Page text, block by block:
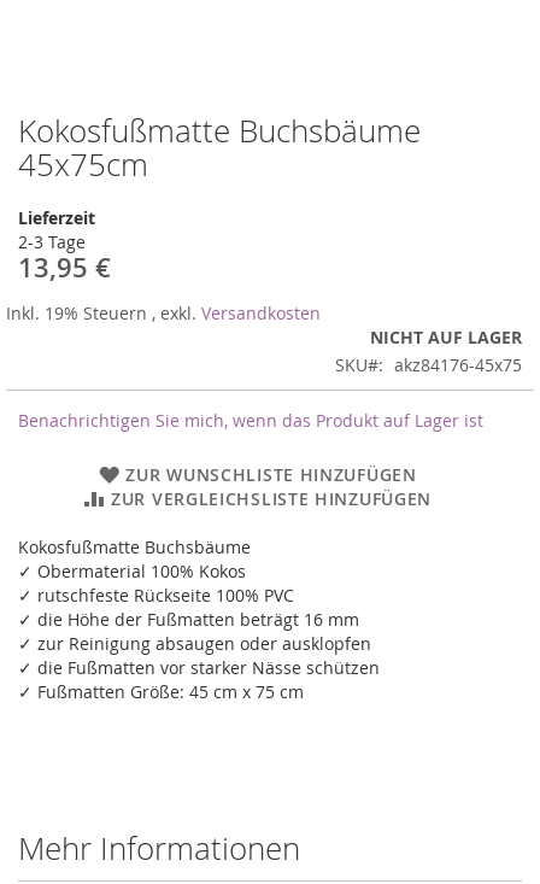
Kokosfußmatte Buchsbäume
45x75cm
Lieferzeit
2-3 Tage
13,95 €
Inkl. 19% Steuern , exkl. Versandkosten
NICHT AUF LAGER
SKU
akz84176-45x75
Benachrichtigen Sie mich, wenn das Produkt auf Lager ist
ZUR WUNSCHLISTE HINZUFÜGEN
ZUR VERGLEICHSLISTE HINZUFÜGEN
Kokosfußmatte Buchsbäume
✓ Obermaterial 100% Kokos
✓ rutschfeste Rückseite 100% PVC
✓ die Höhe der Fußmatten beträgt 16 mm
✓ zur Reinigung absaugen oder ausklopfen
✓ die Fußmatten vor starker Nässe schützen
✓ Fußmatten Größe: 45 cm x 75 cm
Zum
Anfang
der
springen
Mehr Informationen